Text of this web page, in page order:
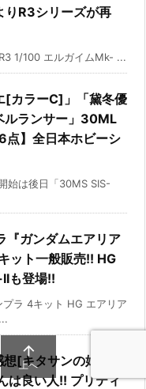
りR3シリーズが再
1/100 エルガイムMk- ...
[カラーC]」「黛冬優
ルランサー」30ML
点】全日本ホビーシ
始は後日「30MS SIS-
ガンダムエアリア
ット一般販売!! HG
も登場!!
ラ 4キット HG エアリア
[キタサンの始ま
は良い人!! プリティ

上へ